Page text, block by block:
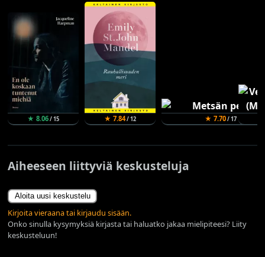
★ 8.06/ 15 ★ 7.84/ 12 ★ 7.70/ 17
Aiheeseen liittyviä keskusteluja
Aloita uusi keskustelu
Kirjoita vieraana tai kirjaudu sisään.
Onko sinulla kysymyksiä kirjasta tai haluatko jakaa mielipiteesi? Liity
keskusteluun!